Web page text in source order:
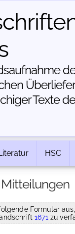
Texte
HSC
Mitteilungen
Formular
1671 zu